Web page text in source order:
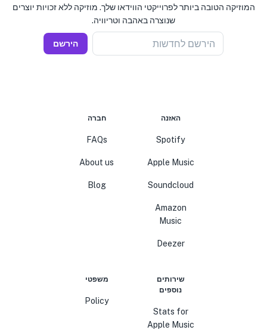
המוזיקה הטובה ביותר לפרוייקטי הווידאו שלך. מוזיקה ללא זכויות יוצרים
שנוצרה באהבה וטריוויה.
הירשם לחדשות הירשם
האזנה
Spotify
Apple Music
Soundcloud
Amazon
Music
Deezer
חברה
FAQs
About us
Blog
שירותים
נוספים
Stats for
Apple Music
משפטי
Policy